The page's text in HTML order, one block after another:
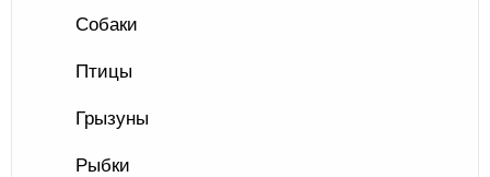
Собаки
Птицы
Грызуны
Рыбки